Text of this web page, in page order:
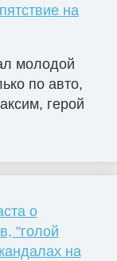
на
молодой
по авто,
герой
о
"голой
на